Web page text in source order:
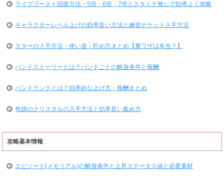
ライブブースト回復方法・5倍・6倍・7倍とスタミナ無しで効率よく攻略
キャラクターレベル上げの効率良い方法と練習チケット入手方法
スターの入手方法・使い道・貯め方まとめ【裏ワザは本当？】
バンドストーリーとは？バンドごとの解放条件と報酬
バンドランクとは？効率的な上げ方・報酬まとめ
奇跡のクリスタルの入手方法と効率良い集め方
攻略基本情報
エピソード(メモリアル)の解放条件と上昇ステータス値と必要素材